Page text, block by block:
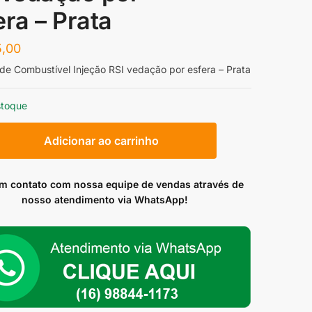
– Prata
Combustível Injeção RSI vedação por esfera – Prata
Adicionar ao carrinho
contato com nossa equipe de vendas através de
nosso atendimento via WhatsApp!